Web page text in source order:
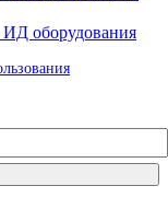
ИД оборудования